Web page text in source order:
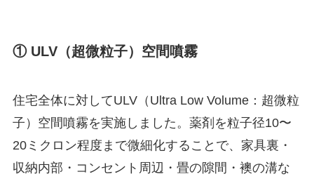
① ULV（超微粒子）空間噴霧
住宅全体に対してULV（Ultra Low Volume：超微粒
子）空間噴霧を実施しました。薬剤を粒子径10〜
20ミクロン程度まで微細化することで、家具裏・
収納内部・コンセント周辺・畳の隙間・襖の溝な